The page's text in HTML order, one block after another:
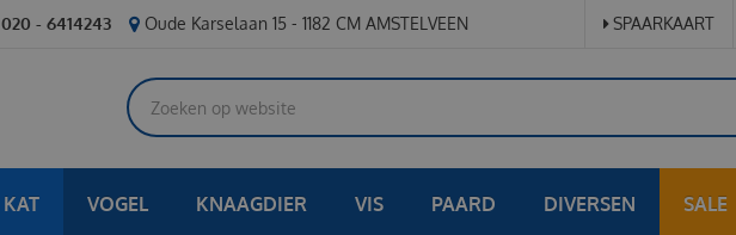
020 - 6414243 Oude Karselaan 15 - 1182 CM AMSTELVEEN SPAARKAART
KAT VOGEL KNAAGDIER VIS PAARD DIVERSEN SALE